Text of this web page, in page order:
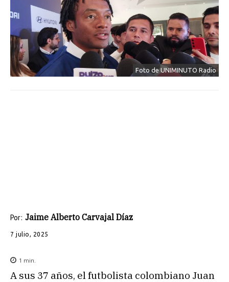
Foto de UNIMINUTO Radio
Por: Jaime Alberto Carvajal Díaz
7 julio, 2025
1 min.
A sus 37 años, el futbolista colombiano Juan